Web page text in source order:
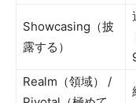
Showcasing（披
露する）
Realm（領域） /